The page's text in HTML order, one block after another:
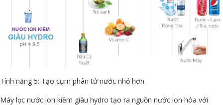
Tính năng 5: Tạo cụm phân tử nước nhỏ hơn
Máy lọc nước ion kiềm giàu hydro tạo ra nguồn nước ion hóa với